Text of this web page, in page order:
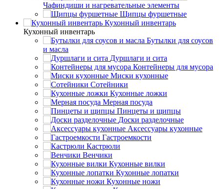
Чафиндиши и нагревательные элементы
Щипцы фуршетные
Кухонный инвентарь
Кухонный инвентарь
Бутылки для соусов
и масла
Дуршлаги и сита
Контейнеры для мусора
Миски кухонные
Сотейники
Кухонные ложки
Мерная посуда
Пинцеты и щипцы
Доски разделочные
Аксессуары кухонные
Гастроемкости
Кастрюли
Венчики
Кухонные вилки
Кухонные лопатки
Кухонные ножи